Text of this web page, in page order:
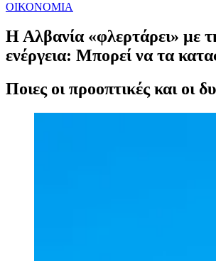
ΟΙΚΟΝΟΜΙΑ
Η Αλβανία «φλερτάρει» με
ενέργεια: Μπορεί να τα
Ποιες οι προοπτικές και οι